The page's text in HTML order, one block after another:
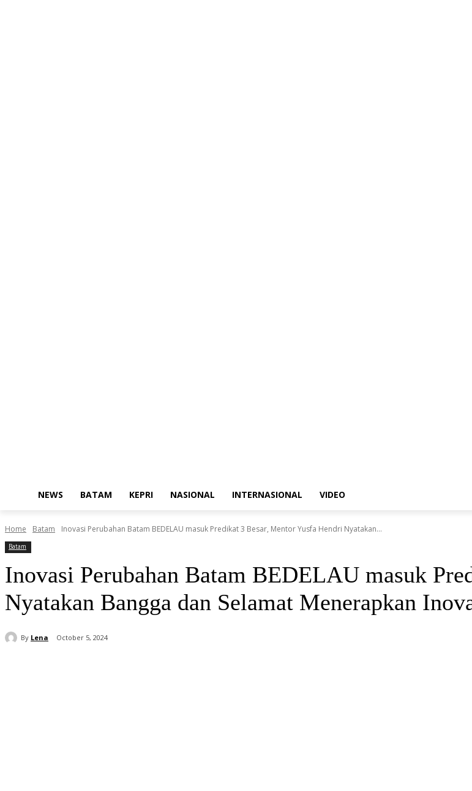
NEWS BATAM KEPRI NASIONAL INTERNASIONAL VIDEO
Home Batam Inovasi Perubahan Batam BEDELAU masuk Predikat 3 Besar, Mentor Yusfa Hendri Nyatakan...
Batam
Inovasi Perubahan Batam BEDELAU masuk
Nyatakan Bangga dan Selamat Menerapkan
By Lena October 5, 2024